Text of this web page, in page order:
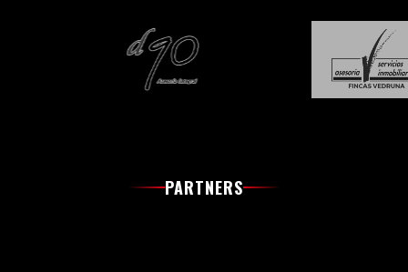
PARTNERS